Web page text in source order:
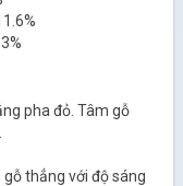
pha đỏ. Tâm gỗ
gỗ thẳng với độ sáng